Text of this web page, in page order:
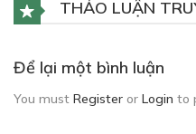
THẢO LUẬN
Để lại một bình luận
You must Register or Login to